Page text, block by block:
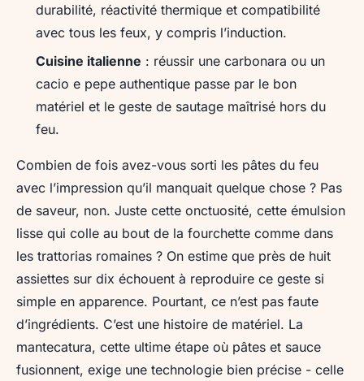
durabilité, réactivité thermique et compatibilité
avec tous les feux, y compris l’induction.
Cuisine italienne : réussir une carbonara ou un
cacio e pepe authentique passe par le bon
matériel et le geste de sautage maîtrisé hors du
feu.
Combien de fois avez-vous sorti les pâtes du feu
avec l’impression qu’il manquait quelque chose ? Pas
de saveur, non. Juste cette onctuosité, cette émulsion
lisse qui colle au bout de la fourchette comme dans
les trattorias romaines ? On estime que près de huit
assiettes sur dix échouent à reproduire ce geste si
simple en apparence. Pourtant, ce n’est pas faute
d’ingrédients. C’est une histoire de matériel. La
mantecatura, cette ultime étape où pâtes et sauce
fusionnent, exige une technologie bien précise - celle